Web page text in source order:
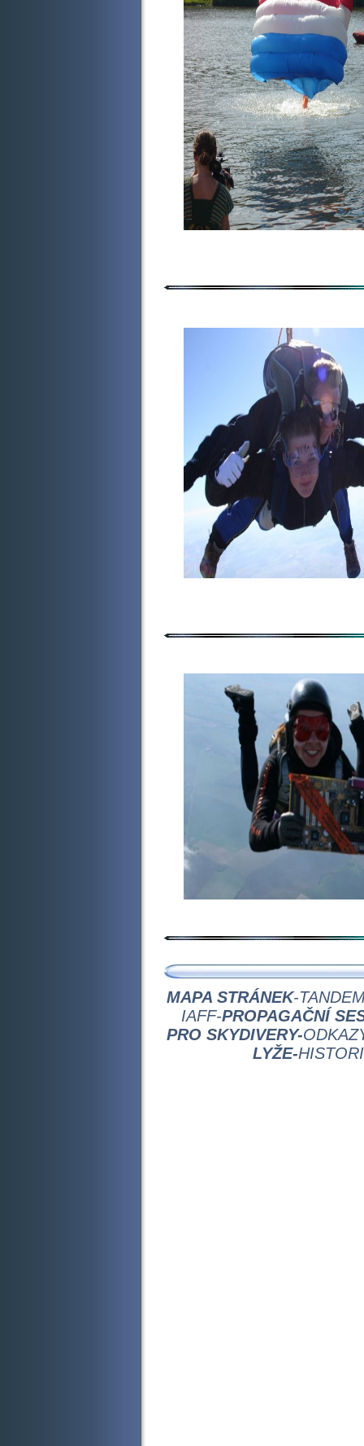
MAPA STRÁNEK-
IAFF-PROPAGAČNÍ
PRO SKYDIVERY-
LYŽE-